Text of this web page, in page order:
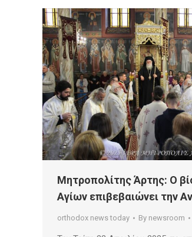
Μητροπολίτης Άρτης: Ο
Αγίων επιβεβαιώνει την
orthodox news today By newsroom